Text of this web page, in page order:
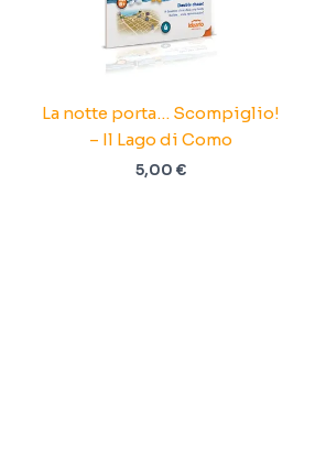
La notte porta… Scompiglio!
– Il Lago di Como
5,00 €